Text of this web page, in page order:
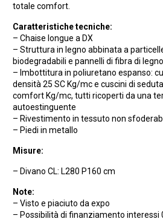
totale comfort.
Caratteristiche tecniche:
– Chaise longue a DX
– Struttura in legno abbinata a
biodegradabili e pannelli di fibra di
– Imbottitura in poliuretano espanso:
densità 25 SC Kg/mc e cuscini di
comfort Kg/mc, tutti ricoperti da una
autoestinguente
– Rivestimento in tessuto non
– Piedi in metallo
Misure:
– Divano CL: L280 P160 cm
Note:
– Visto e piaciuto da expo
– Possibilità di finanziamento interessi